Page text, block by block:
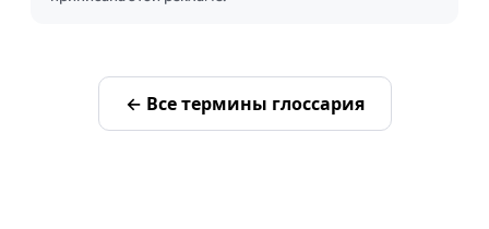
← Все термины глоссария